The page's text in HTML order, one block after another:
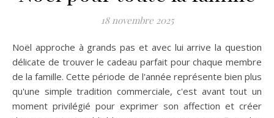
18 novembre 2025
Noël approche à grands pas et avec lui arrive la question
délicate de trouver le cadeau parfait pour chaque membre
de la famille. Cette période de l'année représente bien plus
qu'une simple tradition commerciale, c'est avant tout un
moment privilégié pour exprimer son affection et créer